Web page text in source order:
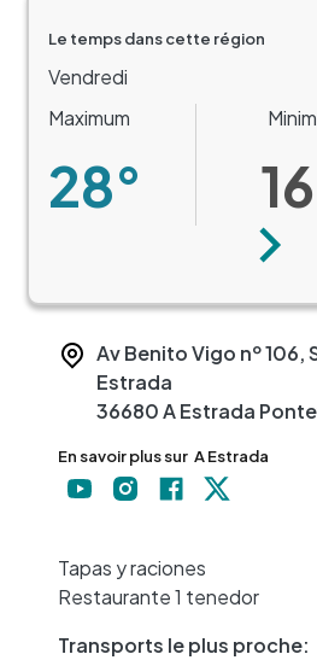
Le temps dans cette région
Vendredi
Maximum
28°
Av Benito Vigo nº 106,
Estrada
36680A Estrada
En savoir plus sur A Estrada
Tapas y raciones
Restaurante 1 tenedor
Transports le plus proche: